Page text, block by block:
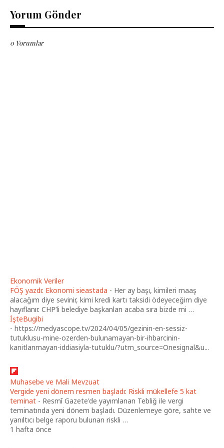
Yorum Gönder
0 Yorumlar
Ekonomik Veriler
FÖŞ yazdı: Ekonomi sieastada - Her ay başı, kimileri maaş
alacağım diye sevinir, kimi kredi kartı taksidi ödeyeceğim diye
hayıflanır. CHP’li belediye başkanları acaba sıra bizde mi …
İşteBugibi
- https://medyascope.tv/2024/04/05/gezinin-en-sessiz-
tutuklusu-mine-ozerden-bulunamayan-bir-ihbarcinin-
kanitlanmayan-iddiasiyla-tutuklu/?utm_source=Onesignal&u...
Muhasebe ve Mali Mevzuat
Vergide yeni dönem resmen başladı: Riskli mükellefe 5 kat
teminat - Resmî Gazete'de yayımlanan Tebliğ ile vergi
teminatında yeni dönem başladı. Düzenlemeye göre, sahte ve
yanıltıcı belge raporu bulunan riskli …
1 hafta önce